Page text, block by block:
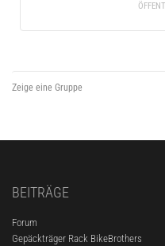
Zeige eine Gruppe
BEITRÄGE
Forum
Gepäckträger Rack BikeBrothers